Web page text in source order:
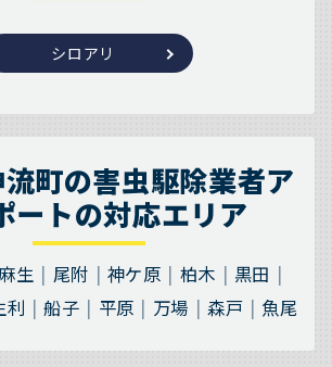
シロアリ
町の害虫駆除業者ア
ートの対応エリア
麻生 尾附 神ケ原 柏木
黒田
利 船子 平原 万場 森戸 魚尾